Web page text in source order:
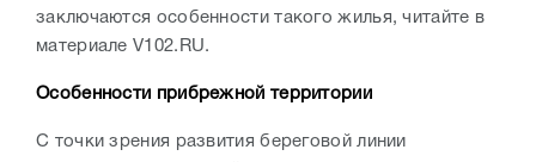
заключаются особенности такого жилья, читайте в
материале V102.RU.
Особенности прибрежной территории
С точки зрения развития береговой линии